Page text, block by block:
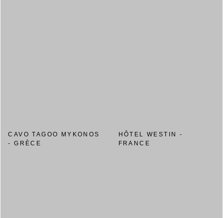
CAVO TAGOO MYKONOS
- GRÈCE
HÔTEL WESTIN -
FRANCE